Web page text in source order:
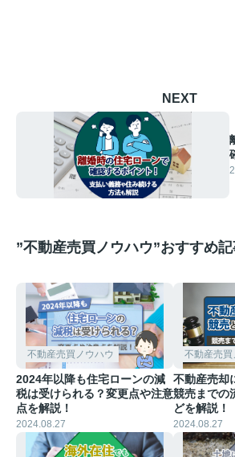
NEXT
”不動産売買ノウハウ”おすすめ
不動産売買ノウハウ
2024年以降も住宅ローンの減
税は受けられる？変更点や注意
点を解説！
2024.08.27
不動産売買
不動産売却
競売までの
どを解説！
2024.08.27